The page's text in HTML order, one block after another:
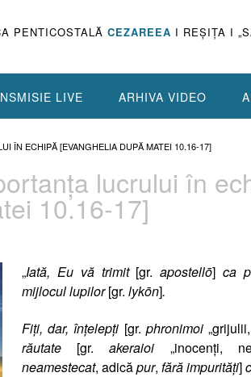
PENTICOSTALĂ CEZAREEA I REŞIŢA I
LIVE ARHIVA VIDEO
ÎN ECHIPĂ [EVANGHELIA DUPĂ MATEI 10.16-17]
lucrului în
10.16-17]
„Iată, Eu vă trimit [gr.apostellō] ca
mijlocul lupilor[gr. lykōn].
Fiţi, dar, înţelepţi [gr. phronimoi
răutate [gr.akeraioi „inocenţi,
neamestecat, adicăpur, fără impurităţi]